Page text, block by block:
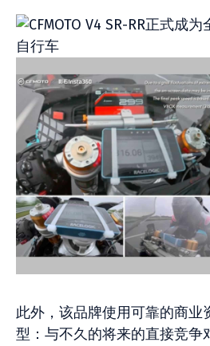
此外，该品牌使用可靠的商业
型：与不久的将来的直接竞争